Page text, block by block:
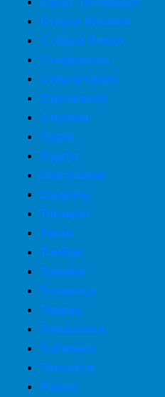
Старая Купавна
Старый Оскол
Ставрополь
Стерлитамак
Стрежевой
Ступино
Судак
Сургут
Сыктывкар
Сызрань
Таганрог
Тагил
Тамбов
Темрюк
Тихорецк
Тихвин
Тимашевск
Тобольск
Тольятти
Томск